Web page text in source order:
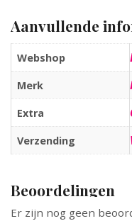
Aanvullende
Webshop
Merk
Extra
Verzending
Beoordelingen
Er zijn nog geen